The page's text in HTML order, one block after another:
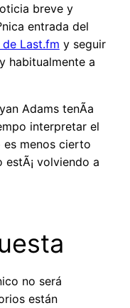
breve y
entrada del
Last.fm y seguir
habitualmente a
Adams tenÃ­a
interpretar el
menos cierto
volviendo a
no será
están